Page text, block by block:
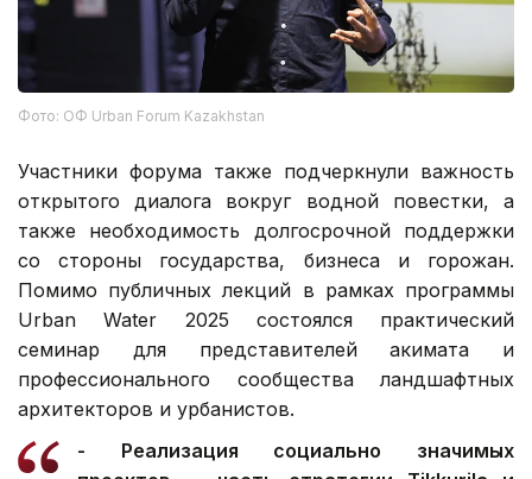
Фото: ОФ Urban Forum Kazakhstan
Участники форума также подчеркнули важность
открытого диалога вокруг водной повестки, а
также необходимость долгосрочной поддержки
со стороны государства, бизнеса и горожан.
Помимо публичных лекций в рамках программы
Urban Water 2025 состоялся практический
семинар для представителей акимата и
профессионального сообщества ландшафтных
архитекторов и урбанистов.
- Реализация социально значимых